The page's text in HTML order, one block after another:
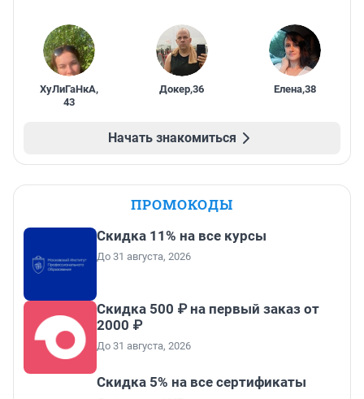
ХуЛиГаНкА,
43
Докер,36 Елена,38
Начать знакомиться
ПРОМОКОДЫ
Скидка 11% на все курсы
До 31 августа, 2026
Скидка 500 ₽ на первый заказ от
2000 ₽
До 31 августа, 2026
Скидка 5% на все сертификаты